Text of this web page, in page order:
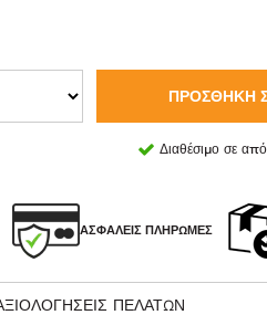
ΠΡΟΣΘΉΚΗ
Διαθέσιμο σε
ΑΣΦΑΛΕΊΣ ΠΛΗΡΩΜΈΣ
ΠΕΛΑΤΩΝ